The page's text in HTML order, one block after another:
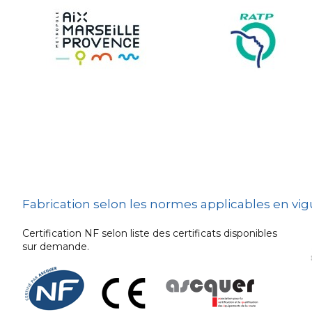
Urban
embarquée
Fabrication selon les normes applicables en
Certification NF selon liste des certificats disponibles
sur demande.